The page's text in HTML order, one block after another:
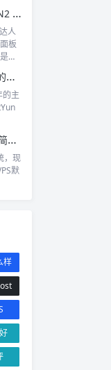
DogYun(狗云) 超级便宜的CN2 GIA线路VPS 512MB内存低至20RMB
人
板
HostYun 老牌廉价优质线路的国内主机运营商 CN2 GIA线路的美国VPS
的主
CentOS 8系统下禁用IPv6的简易方法
，现
默
样